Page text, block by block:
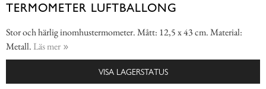
TERMOMETER LUFTBALLONG
Stor och härlig inomhustermometer. Mått: 12,5 x 43 cm. Material:
Metall. Läs mer
VISA LAGERSTATUS